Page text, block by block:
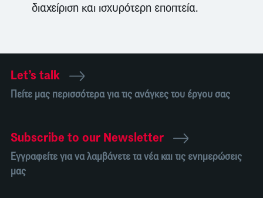
διαχείριση και ισχυρότερη εποπτεία.
Let’s talk
Πείτε μας περισσότερα για τις ανάγκες του έργου σας
Subscribe to our Newsletter
Εγγραφείτε για να λαμβάνετε τα νέα και τις ενημερώσεις
μας